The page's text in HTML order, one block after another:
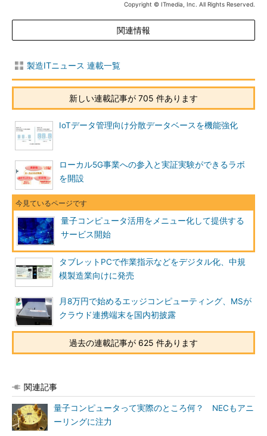
Copyright © ITmedia, Inc. All Rights Reserved.
関連情報
製造ITニュース 連載一覧
新しい連載記事が 705 件あります
IoTデータ管理向け分散データベースを機能強化
ローカル5G事業への参入と実証実験ができるラボ
を開設
量子コンピュータ活用をメニュー化して提供する
サービス開始
タブレットPCで作業指示などをデジタル化、中規
模製造業向けに発売
月8万円で始めるエッジコンピューティング、MSが
クラウド連携端末を国内初披露
過去の連載記事が 625 件あります
関連記事
量子コンピュータって実際のところ何？ NECもアニ
ーリングに注力